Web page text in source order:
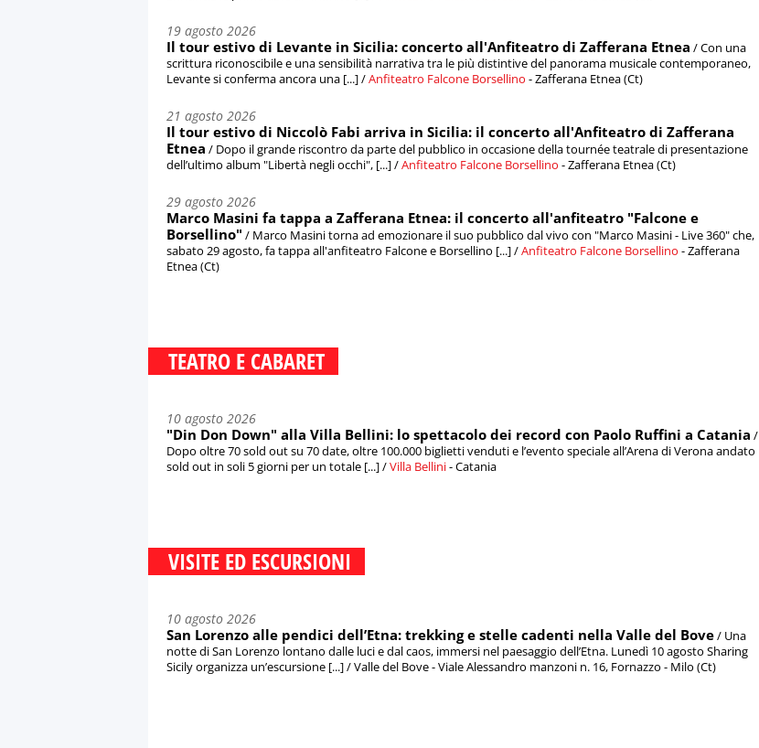
19 agosto 2026
Il tour estivo di Levante in Sicilia: concerto all'Anfiteatro di Zafferana Etnea / Con una
scrittura riconoscibile e una sensibilità narrativa tra le più distintive del panorama musicale contemporaneo,
Levante si conferma ancora una [...] /Anfiteatro Falcone Borsellino - Zafferana Etnea (Ct)
21 agosto 2026
Il tour estivo di Niccolò Fabi arriva in Sicilia: il concerto all'Anfiteatro di Zafferana
Etnea / Dopo il grande riscontro da parte del pubblico in occasione della tournée teatrale di presentazione
dell’ultimo album "Libertà negli occhi", [...] /Anfiteatro Falcone Borsellino - Zafferana Etnea (Ct)
29 agosto 2026
Marco Masini fa tappa a Zafferana Etnea: il concerto all'anfiteatro "Falcone e
Borsellino" / Marco Masini torna ad emozionare il suo pubblico dal vivo con "Marco Masini - Live 360" che,
sabato 29 agosto, fa tappa all'anfiteatro Falcone e Borsellino [...] /Anfiteatro Falcone Borsellino - Zafferana
Etnea (Ct)
TEATRO E CABARET
10 agosto 2026
"Din Don Down" alla Villa Bellini: lo spettacolo dei record con Paolo Ruffini a Catania /
Dopo oltre 70 sold out su 70 date, oltre 100.000 biglietti venduti e l’evento speciale all’Arena di Verona andato
sold out in soli 5 giorni per un totale [...] /Villa Bellini- Catania
VISITE ED ESCURSIONI
10 agosto 2026
San Lorenzo alle pendici dell’Etna: trekking e stelle cadenti nella Valle del Bove/ Una
notte di San Lorenzo lontano dalle luci e dal caos, immersi nel paesaggio dell’Etna. Lunedì 10 agosto Sharing
Sicily organizza un’escursione [...] / Valle del Bove - Viale Alessandro manzoni n. 16, Fornazzo - Milo (Ct)